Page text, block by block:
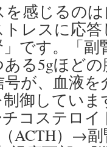
感じるの
レスに応
です。「副
る5gほど
が、血液
御してい
コステロ
ACTH）→